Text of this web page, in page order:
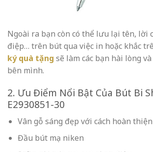
Ngoài ra bạn còn có thể lưu lại tên, lời
điệp… trên bút qua việc in hoặc khắc
ký quà tặng sẽ làm các bạn hài lòng và
bên mình.
2. Ưu Điểm Nổi Bật Của Bút Bi
E2930851-30
Vân gỗ sáng đẹp với cách hoàn
Đầu bút mạ niken